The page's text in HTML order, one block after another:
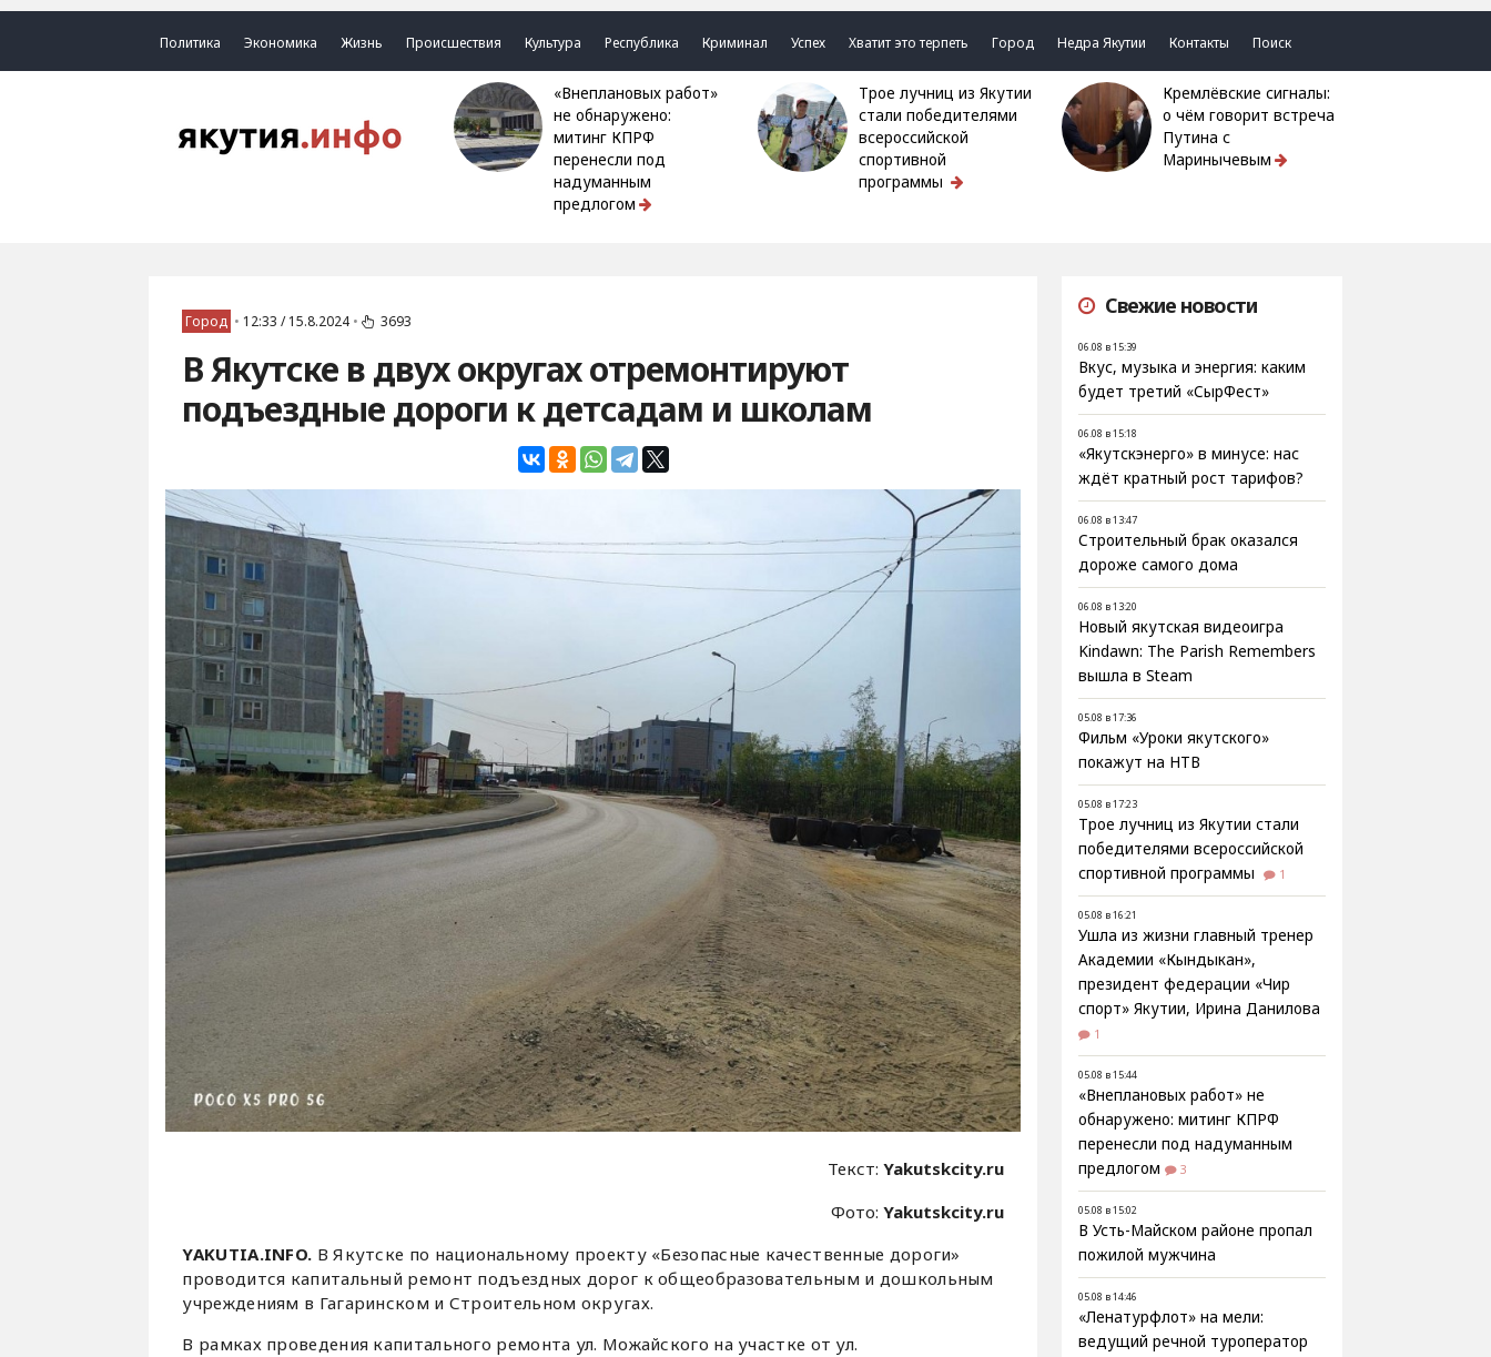
Политика Экономика Жизнь Происшествия Культура Республика Криминал Успех Хватит это терпеть Город Недра Якутии Контакты Поиск
«Внеплановых работ»
не обнаружено:
митинг КПРФ
перенесли под
надуманным
предлогом
Трое лучниц из Якутии
стали победителями
всероссийской
спортивной
программы
Кремлёвские сигналы:
о чём говорит встреча
Путина с
Маринычевым
Город • 12:33 / 15.8.2024 • 3693
В Якутске в двух округах отремонтируют
подъездные дороги к детсадам и школам
Текст:Yakutskcity.ru
Фото:Yakutskcity.ru
YAKUTIA.INFO. В Якутске по национальному проекту «Безопасные качественные дороги»
проводится капитальный ремонт подъездных дорог к общеобразовательным и дошкольным
учреждениям в Гагаринском и Строительном округах.
В рамках проведения капитального ремонта ул. Можайского на участке от ул.
Свежие новости
06.08 в 15:39
Вкус, музыка и энергия: каким
будет третий «СырФест»
06.08 в 15:18
«Якутскэнерго» в минусе: нас
ждёт кратный рост тарифов?
06.08 в 13:47
Строительный брак оказался
дороже самого дома
06.08 в 13:20
Новый якутская видеоигра
Kindawn: The Parish Remembers
вышла в Steam
05.08 в 17:36
Фильм «Уроки якутского»
покажут на НТВ
05.08 в 17:23
Трое лучниц из Якутии стали
победителями всероссийской
спортивной программы
1
05.08 в 16:21
Ушла из жизни главный тренер
Академии «Кындыкан»,
президент федерации «Чир
спорт» Якутии, Ирина Данилова
1
05.08 в 15:44
«Внеплановых работ» не
обнаружено: митинг КПРФ
перенесли под надуманным
предлогом
3
05.08 в 15:02
В Усть-Майском районе пропал
пожилой мужчина
05.08 в 14:46
«Ленатурфлот» на мели:
ведущий речной туроператор